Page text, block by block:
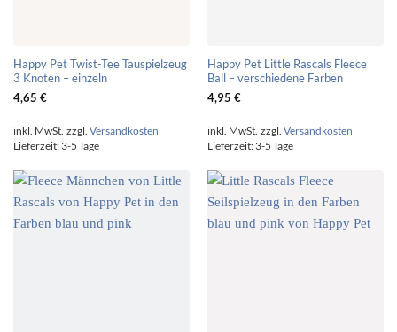
Happy Pet Twist-Tee Tauspielzeug
3 Knoten – einzeln
4,65 €
inkl. MwSt. zzgl. Versandkosten
Lieferzeit: 3-5 Tage
Happy Pet Little Rascals Fleece
Ball – verschiedene Farben
4,95 €
inkl. MwSt. zzgl. Versandkosten
Lieferzeit: 3-5 Tage